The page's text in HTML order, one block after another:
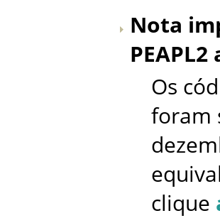
Nota
Os
foram
clique